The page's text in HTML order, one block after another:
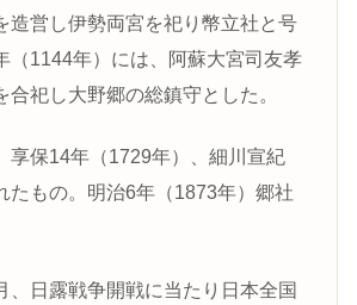
造営し伊勢両宮を祀り幣立社と号
（1144年）には、阿蘇大宮司友孝
合祀し大野郷の総鎮守とした。
享保14年（1729年）、細川宣紀
たもの。明治6年（1873年）郷社
、日露戦争開戦に当たり日本全国